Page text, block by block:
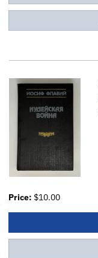
Price: $10.00